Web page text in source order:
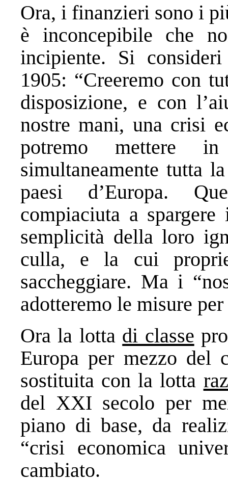
Ora, i finanzieri sono i
è inconcepibile che
incipiente. Si
1905: “Creeremo con
disposizione, e con
nostre mani, una crisi
potremo mettere
simultaneamente tutta
paesi d’Europa.
compiaciuta a
semplicità della loro
culla, e la cui
saccheggiare. Ma i
adotteremo le misure
Ora la lotta di classe
Europa per mezzo del
sostituita con la lotta
del XXI secolo per
piano di base, da
“crisi economica
cambiato.